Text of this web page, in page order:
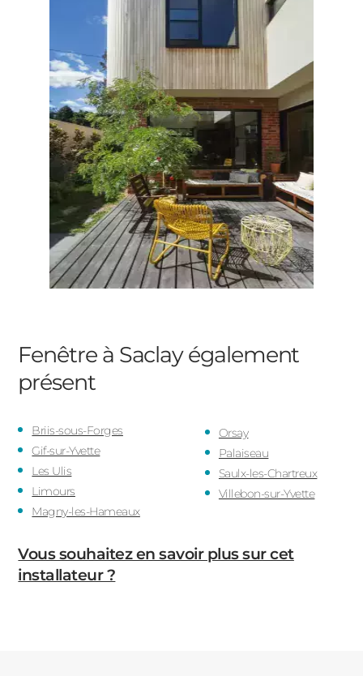
Fenêtre à Saclayégalement
présent
Briis-sous-Forges
Gif-sur-Yvette
Les Ulis
Limours
Magny-les-Hameaux
Orsay
Palaiseau
Saulx-les-Chartreux
Villebon-sur-Yvette
Vous souhaitez en savoir plus sur cet
installateur ?